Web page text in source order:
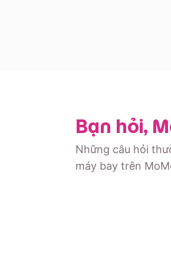
Bạn hỏi,
Những câu hỏi
máy bay trên